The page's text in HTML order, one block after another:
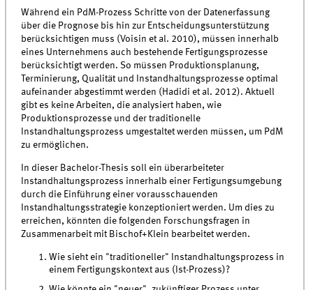
Während ein PdM-Prozess Schritte von der Datenerfassung
über die Prognose bis hin zur Entscheidungsunterstützung
berücksichtigen muss (Voisin et al. 2010), müssen innerhalb
eines Unternehmens auch bestehende Fertigungsprozesse
berücksichtigt werden. So müssen Produktionsplanung,
Terminierung, Qualität und Instandhaltungsprozesse optimal
aufeinander abgestimmt werden (Hadidi et al. 2012). Aktuell
gibt es keine Arbeiten, die analysiert haben, wie
Produktionsprozesse und der traditionelle
Instandhaltungsprozess umgestaltet werden müssen, um PdM
zu ermöglichen.
In dieser Bachelor-Thesis soll ein überarbeiteter
Instandhaltungsprozess innerhalb einer Fertigungsumgebung
durch die Einführung einer vorausschauenden
Instandhaltungsstrategie konzeptioniert werden. Um dies zu
erreichen, könnten die folgenden Forschungsfragen in
Zusammenarbeit mit Bischof+Klein bearbeitet werden.
Wie sieht ein "traditioneller" Instandhaltungsprozess in
einem Fertigungskontext aus (Ist-Prozess)?